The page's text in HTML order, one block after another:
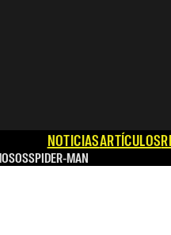
NOTICIASARTÍCULOS
SPIDER-MAN